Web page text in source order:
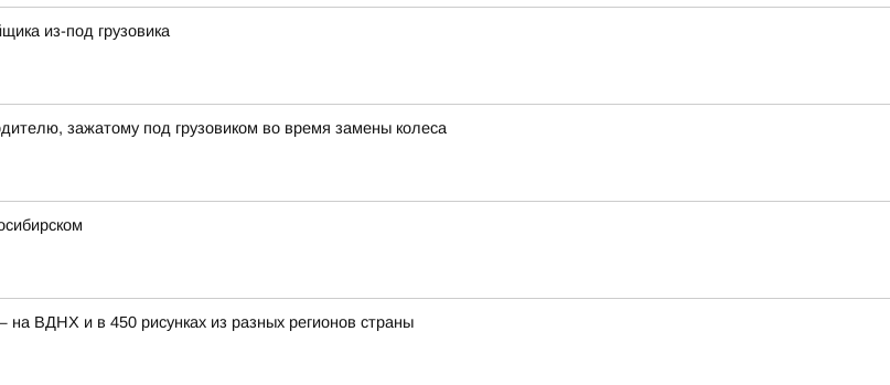
из-под грузовика
зажатому под грузовиком во время замены колеса
ВДНХ и в 450 рисунках из разных регионов страны